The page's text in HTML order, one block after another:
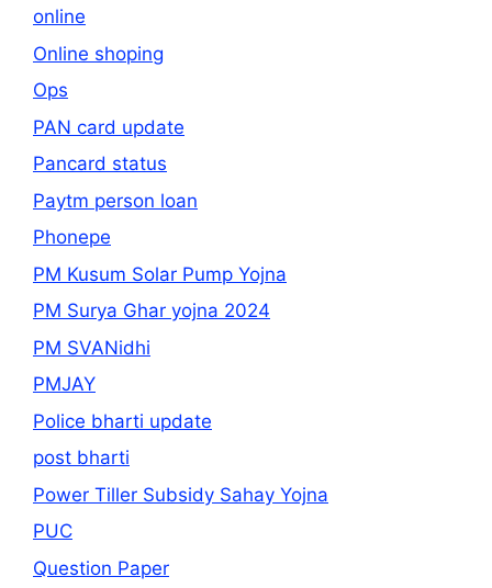
online
Online shoping
Ops
PAN card update
Pancard status
Paytm person loan
Phonepe
PM Kusum Solar Pump Yojna
PM Surya Ghar yojna 2024
PM SVANidhi
PMJAY
Police bharti update
post bharti
Power Tiller Subsidy Sahay Yojna
PUC
Question Paper